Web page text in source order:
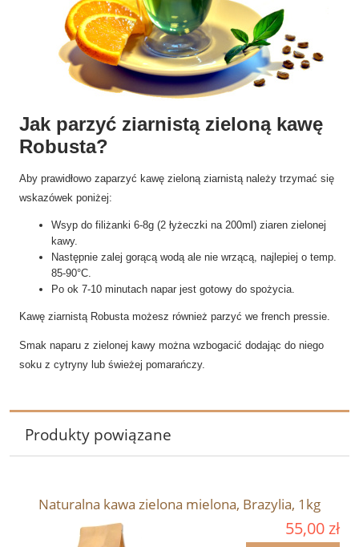
Jak parzyć ziarnistą zieloną kawę
Robusta?
Aby prawidłowo zaparzyć kawę zieloną ziarnistą należy trzymać się
wskazówek poniżej:
Wsyp do filiżanki 6-8g (2 łyżeczki na 200ml) ziaren zielonej
kawy.
Następnie zalej gorącą wodą ale nie wrzącą, najlepiej o temp.
85-90°C.
Po ok 7-10 minutach napar jest gotowy do spożycia.
Kawę ziarnistą Robusta możesz również parzyć we french pressie.
Smak naparu z zielonej kawy można wzbogacić dodając do niego
soku z cytryny lub świeżej pomarańczy.
Produkty powiązane
Naturalna kawa zielona mielona, Brazylia, 1kg
55,00 zł